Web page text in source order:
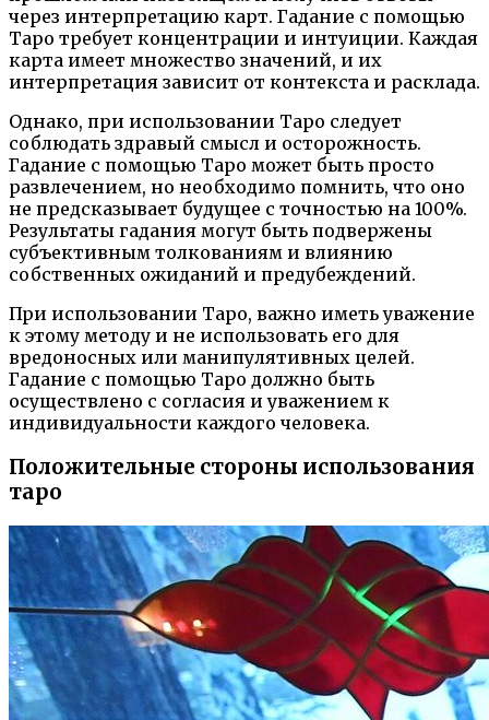
через интерпретацию карт. Гадание с помощью
Таро требует концентрации и интуиции. Каждая
карта имеет множество значений, и их
интерпретация зависит от контекста и расклада.
Однако, при использовании Таро следует
соблюдать здравый смысл и осторожность.
Гадание с помощью Таро может быть просто
развлечением, но необходимо помнить, что оно
не предсказывает будущее с точностью на 100%.
Результаты гадания могут быть подвержены
субъективным толкованиям и влиянию
собственных ожиданий и предубеждений.
При использовании Таро, важно иметь уважение
к этому методу и не использовать его для
вредоносных или манипулятивных целей.
Гадание с помощью Таро должно быть
осуществлено с согласия и уважением к
индивидуальности каждого человека.
Положительные стороны использования
таро